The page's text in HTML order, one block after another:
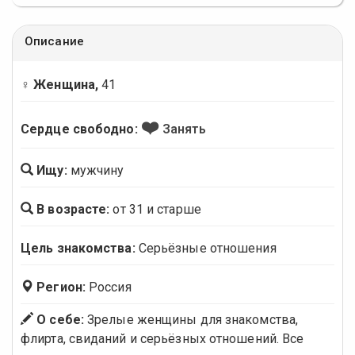
Описание
♀ Женщина, 41
Сердце свободно: ❤️Занять
Ищу: мужчину
В возрасте: от 31 и старше
Цель знакомства: Серьёзные отношения
Регион: Россия
О себе:Зрелые женщины для знакомства,
флирта, свиданий и серьёзных отношений. Все